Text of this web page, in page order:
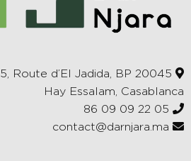
Hay Essalam, Casablanca